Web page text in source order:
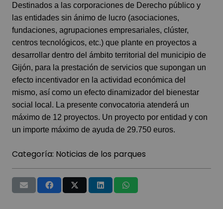
Destinados a las corporaciones de Derecho público y
las entidades sin ánimo de lucro (asociaciones,
fundaciones, agrupaciones empresariales, clúster,
centros tecnológicos, etc.) que plante en proyectos a
desarrollar dentro del ámbito territorial del municipio de
Gijón, para la prestación de servicios que supongan un
efecto incentivador en la actividad económica del
mismo, así como un efecto dinamizador del bienestar
social local. La presente convocatoria atenderá un
máximo de 12 proyectos. Un proyecto por entidad y con
un importe máximo de ayuda de 29.750 euros.
Categoría: Noticias de los parques